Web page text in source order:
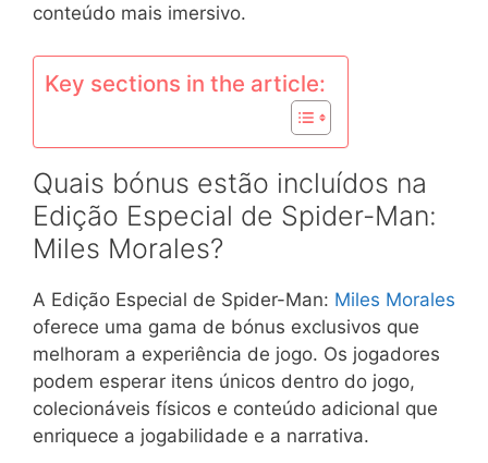
conteúdo mais imersivo.
Key sections in the article:
Quais bónus estão incluídos na
Edição Especial de Spider-Man:
Miles Morales?
A Edição Especial de Spider-Man: Miles Morales
oferece uma gama de bónus exclusivos que
melhoram a experiência de jogo. Os jogadores
podem esperar itens únicos dentro do jogo,
colecionáveis físicos e conteúdo adicional que
enriquece a jogabilidade e a narrativa.